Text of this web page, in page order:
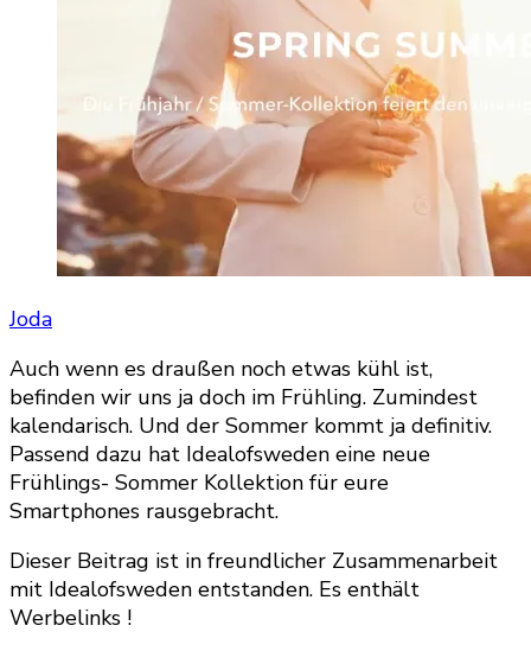
Joda
Auch wenn es draußen noch etwas kühl ist,
befinden wir uns ja doch im Frühling. Zumindest
kalendarisch. Und der Sommer kommt ja definitiv.
Passend dazu hat Idealofsweden eine neue
Frühlings- Sommer Kollektion für eure
Smartphones rausgebracht.
Dieser Beitrag ist in freundlicher Zusammenarbeit
mit Idealofsweden entstanden. Es enthält
Werbelinks !